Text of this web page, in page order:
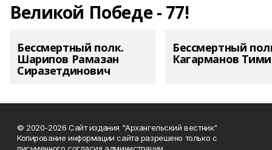
Великой Победе - 77!
Бессмертный полк.
Шарипов Рамазан
Сиразетдинович
Бессмертный
Кагарманов
© 2020-2026 Сайт издания "Архангельский вестник"
Копирование информации сайта разрешено только с